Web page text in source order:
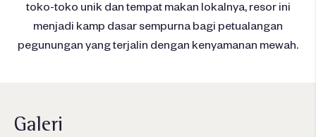
toko-toko unik dan tempat makan lokalnya, resor ini
menjadi kamp dasar sempurna bagi petualangan
pegunungan yang terjalin dengan kenyamanan mewah.
Galeri